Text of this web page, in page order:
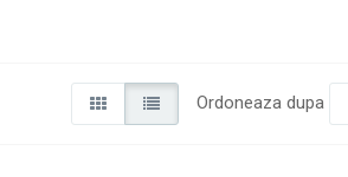
Ordoneaza dupa